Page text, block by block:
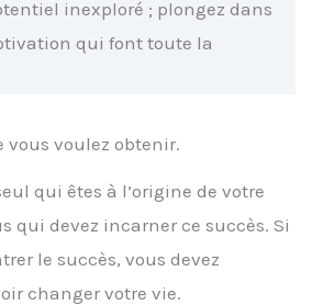
inexploré ; plongez dans
qui font toute la
vous voulez obtenir.
qui êtes à l’origine de votre
qui devez incarner ce succès. Si
le succès, vous devez
changer votre vie.